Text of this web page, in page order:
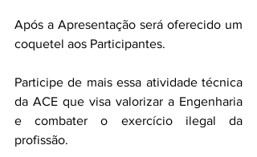
Após a Apresentação será oferecido um
coquetel aos Participantes.
Participe de mais essa atividade técnica
da ACE que visa valorizar a Engenharia
e combater o exercício ilegal da
profissão.